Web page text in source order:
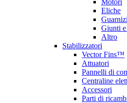
Motori
Eliche
Giunti e
Altro
Stabilizzatori
Vector Fins™
Attuatori
Pannelli di
Centraline
Accessori
Parti di